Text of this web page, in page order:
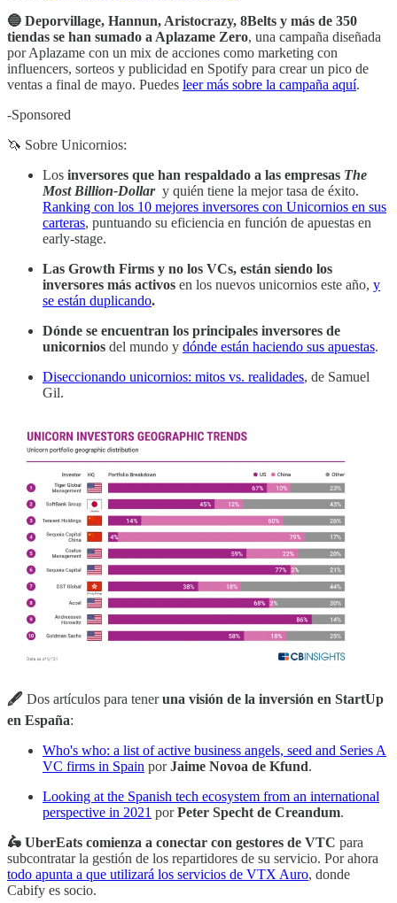
🔵 Deporvillage, Hannun, Aristocrazy, 8Belts y más de 350
tiendas se han sumado a Aplazame Zero, una campaña diseñada
por Aplazame con un mix de acciones como marketing con
influencers, sorteos y publicidad en Spotify para crear un pico de
ventas a final de mayo. Puedes leer más sobre la campaña aquí.
-Sponsored
🦄 Sobre Unicornios:
Los inversores que han respaldado a las empresas The
Most Billion-Dollar y quién tiene la mejor tasa de éxito.
Ranking con los 10 mejores inversores con Unicornios en sus
carteras, puntuando su eficiencia en función de apuestas en
early-stage.
Las Growth Firms y no los VCs, están siendo los
inversores más activos en los nuevos unicornios este año, y
se están duplicando.
Dónde se encuentran los principales inversores de
unicornios del mundo y dónde están haciendo sus apuestas.
Diseccionando unicornios: mitos vs. realidades, de Samuel
Gil.
🖋 Dos artículos para teneruna visión de la inversión en StartUp
en España:
Who's who: a list of active business angels, seed and Series A
VC firms in Spain porJaime Novoa de Kfund.
Looking at the Spanish tech ecosystem from an international
perspective in 2021 porPeter Specht de Creandum.
🛵 UberEats comienza a conectar con gestores de VTC para
subcontratar la gestión de los repartidores de su servicio. Por ahora
todo apunta a que utilizará los servicios de VTX Auro, donde
Cabify es socio.